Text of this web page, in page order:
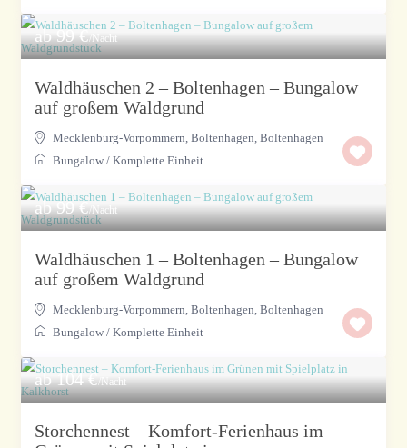
ab 99 €/Nacht
Waldhäuschen 2 – Boltenhagen – Bungalow
auf großem Waldgrund
Mecklenburg-Vorpommern, Boltenhagen,Boltenhagen
Bungalow /Komplette Einheit
ab 99 €/Nacht
Waldhäuschen 1 – Boltenhagen – Bungalow
auf großem Waldgrund
Mecklenburg-Vorpommern, Boltenhagen,Boltenhagen
Bungalow /Komplette Einheit
ab 104 €/Nacht
Storchennest – Komfort-Ferienhaus im